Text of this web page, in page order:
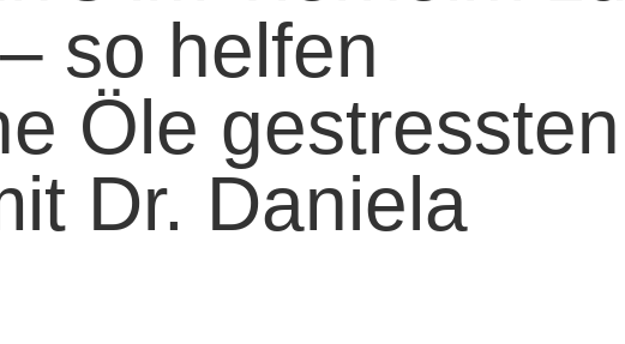
so helfen
Öle gestressten
Dr. Daniela